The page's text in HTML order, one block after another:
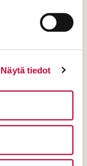
Näytä tiedot
niin,
, ja